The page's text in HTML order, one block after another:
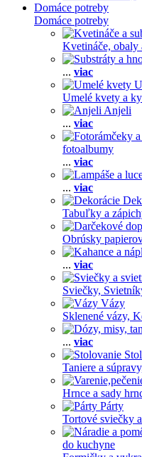
Domáce potreby
Domáce potreby
Kvetináče, obaly
... viac
Umelé kvety a
Anjeli
... viac
fotoalbumy
... viac
... viac
Tabuľky a
Obrúsky
... viac
Sviečky,
Vázy
Sklenené vázy,
... viac
Taniere a
Hrnce a sady
Párty
Tortové sviečky
do kuchyne